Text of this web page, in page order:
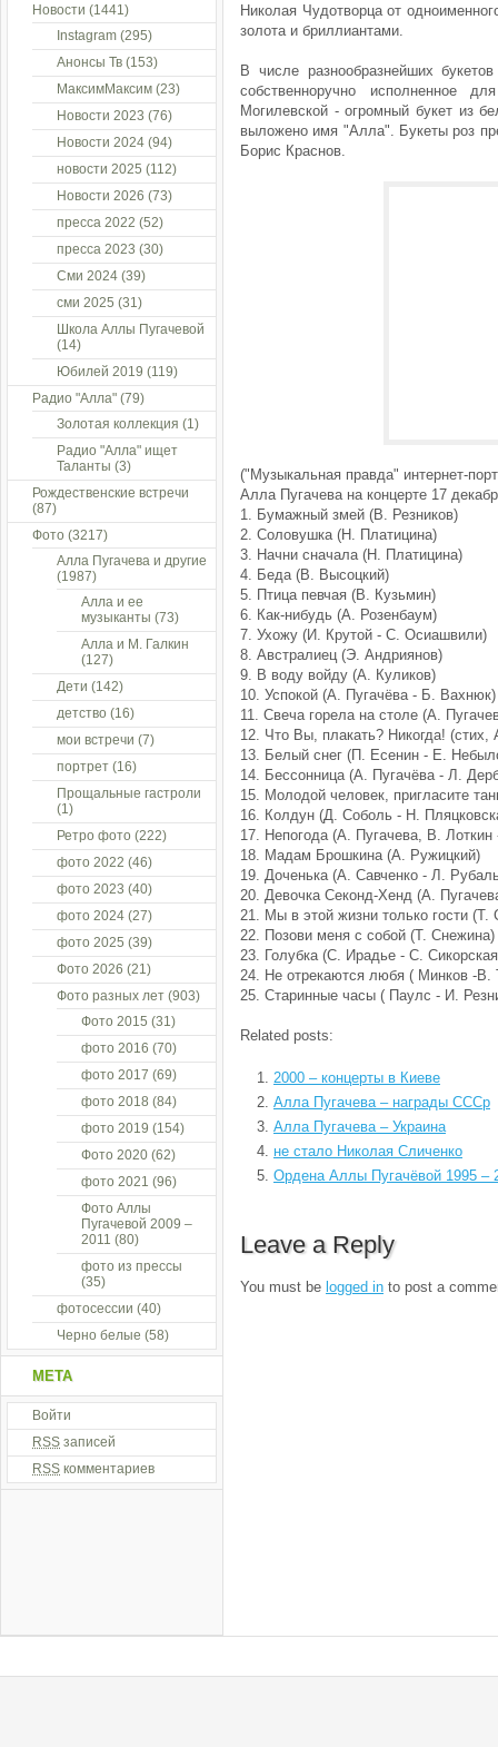
Николая Чудотворца от
золота и бриллиантами.
В числе разнообразнейших
собственноручно исполненное
Могилевской - огромный букет из
выложено имя "Алла". Букеты роз
Борис Краснов.
("Музыкальная правда" интернет-
Алла Пугачева на концерте 17
1. Бумажный змей (В. Резников)
2. Соловушка (Н. Платицина)
3. Начни сначала (Н. Платицина)
4. Беда (В. Высоцкий)
5. Птица певчая (В. Кузьмин)
6. Как-нибудь (А. Розенбаум)
7. Ухожу (И. Крутой - С. Осиашвили)
8. Австралиец (Э. Андриянов)
9. В воду войду (А. Куликов)
10. Успокой (А. Пугачёва - Б. Вахнюк)
11. Свеча горела на столе (А.
12. Что Вы, плакать? Никогда! (стих,
13. Белый снег (П. Есенин - Е.
14. Бессонница (А. Пугачёва - Л.
15. Молодой человек, пригласите
16. Колдун (Д. Соболь - Н.
17. Непогода (А. Пугачева, В.
18. Мадам Брошкина (А. Ружицкий)
19. Доченька (А. Савченко - Л.
20. Девочка Секонд-Хенд (А.
21. Мы в этой жизни только гости (Т.
22. Позови меня с собой (Т. Снежина)
23. Голубка (С. Ирадье - С.
24. Не отрекаются любя ( Минков -В.
25. Старинные часы ( Паулс - И.
Related posts:
2000 – концерты в Киеве
Алла Пугачева – награды СССр
Алла Пугачева – Украина
не стало Николая Сличенко
Ордена Аллы Пугачёвой 1995 –
Leave a Reply
You must be logged in to post a
Новости (1441)
Instagram (295)
Анонсы Тв (153)
МаксимМаксим (23)
Новости 2023 (76)
Новости 2024 (94)
новости 2025 (112)
Новости 2026 (73)
пресса 2022 (52)
пресса 2023 (30)
Сми 2024 (39)
сми 2025 (31)
Школа Аллы Пугачевой
(14)
Юбилей 2019 (119)
Радио "Алла" (79)
Золотая коллекция (1)
Радио "Алла" ищет
Таланты (3)
Рождественские встречи
(87)
Фото (3217)
Алла Пугачева и другие
(1987)
Алла и ее
музыканты (73)
Алла и М. Галкин
(127)
Дети (142)
детство (16)
мои встречи (7)
портрет (16)
Прощальные гастроли
(1)
Ретро фото (222)
фото 2022 (46)
фото 2023 (40)
фото 2024 (27)
фото 2025 (39)
Фото 2026 (21)
Фото разных лет (903)
Фото 2015 (31)
фото 2016 (70)
фото 2017 (69)
фото 2018 (84)
фото 2019 (154)
Фото 2020 (62)
фото 2021 (96)
Фото Аллы
Пугачевой 2009 –
2011 (80)
фото из прессы
(35)
фотосессии (40)
Черно белые (58)
МЕТА
Войти
RSS записей
RSS комментариев